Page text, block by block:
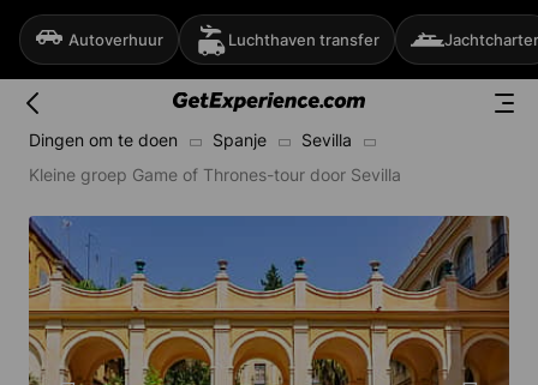
Autoverhuur Luchthaven transfer Jachtcharter
Dingen om te doen Spanje
Sevilla
Kleine groep Game of Thrones-tour door Sevilla